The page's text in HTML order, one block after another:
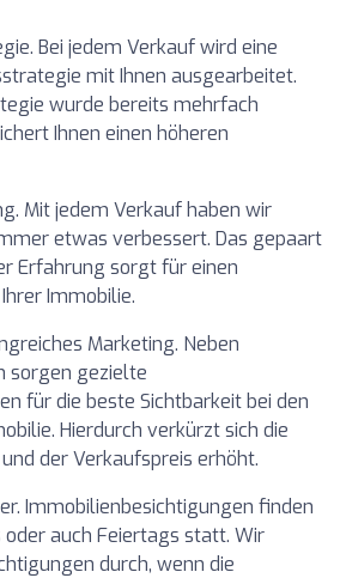
Bei jedem Verkauf wird eine
mit Ihnen ausgearbeitet.
wurde bereits mehrfach
Ihnen einen höheren
Mit jedem Verkauf haben wir
etwas verbessert. Das gepaart
Erfahrung sorgt für einen
Immobilie.
Marketing. Neben
sorgen gezielte
für die beste Sichtbarkeit bei den
Hierdurch verkürzt sich die
der Verkaufspreis erhöht.
Immobilienbesichtigungen finden
auch Feiertags statt. Wir
durch, wenn die